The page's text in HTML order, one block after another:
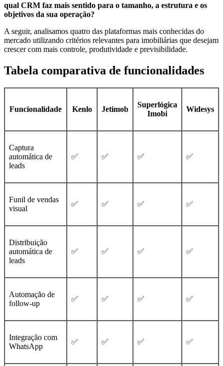
qual CRM faz mais sentido para o tamanho, a estrutura e os
objetivos da sua operação?
A seguir, analisamos quatro das plataformas mais conhecidas do
mercado utilizando critérios relevantes para imobiliárias que desejam
crescer com mais controle, produtividade e previsibilidade.
Tabela comparativa de funcionalidades
Funcionalidade Kenlo Jetimob
Superlógica
Imobi
Widesys
Captura
automática de
leads
✅ ✅ ✅ ✅
Funil de vendas
visual
✅ ✅ ✅ ✅
Distribuição
automática de
leads
✅ ✅ ✅ ✅
Automação de
follow-up
✅ ✅ ✅ ✅
Integração com
WhatsApp
✅ ✅ ✅ ✅